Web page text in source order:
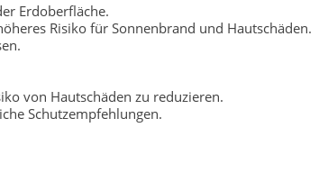
Erdoberfläche.
Risiko für Sonnenbrand und Hautschäden.
von Hautschäden zu reduzieren.
Schutzempfehlungen.